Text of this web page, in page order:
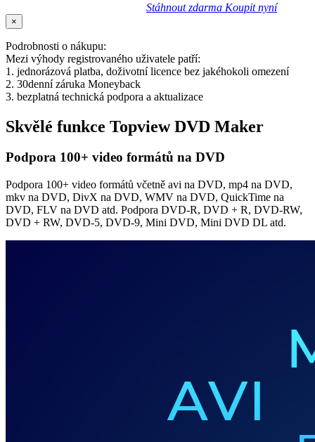
Stáhnout zdarma Koupit nyní
×
Podrobnosti o nákupu:
Mezi výhody registrovaného uživatele patří:
1. jednorázová platba, doživotní licence bez jakéhokoli omezení
2. 30denní záruka Moneyback
3. bezplatná technická podpora a aktualizace
Skvělé funkce Topview DVD Maker
Podpora 100+ video formátů na DVD
Podpora 100+ video formátů včetně avi na DVD, mp4 na DVD,
mkv na DVD, DivX na DVD, WMV na DVD, QuickTime na
DVD, FLV na DVD atd. Podpora DVD-R, DVD + R, DVD-RW,
DVD + RW, DVD-5, DVD-9, Mini DVD, Mini DVD DL atd.